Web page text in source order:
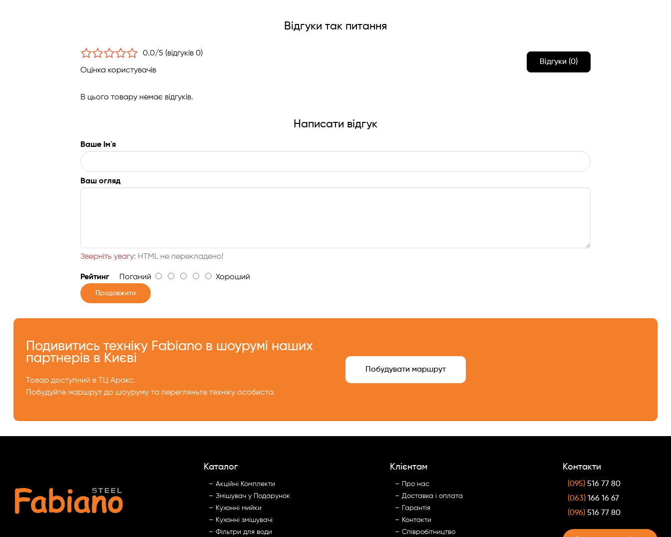
Відгуки так питання
0.0/5 (відгуків 0)
Оцінка користувачів
Відгуки (0)
В цього товару немає відгуків.
Написати відгук
Ваше Ім`я
Ваш огляд
Зверніть увагу: HTML не перекладено!
Рейтинг Поганий Хороший
Продовжити
Подивитись техніку Fabiano в шоурумі наших
партнерів в Києві
Товар доступний в ТЦ Аракс.
Побудуйте маршрут до шоуруму та перегляньте техніку особисто.
Побудувати маршрут
Каталог
Акційні Комплекти
Змішувач у Подарунок
Кухонні мийки
Кухонні змішувачі
Фільтри для води
Клієнтам
Про нас
Доставка і оплата
Гарантія
Контакти
Cпівробітництво
Контакти
(095) 516 77 80
(063) 166 16 67
(096) 516 77 80